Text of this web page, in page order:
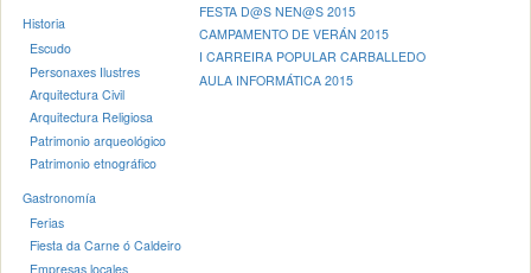
Historia
Escudo
Personaxes Ilustres
Arquitectura Civil
Arquitectura Religiosa
Patrimonio arqueológico
Patrimonio etnográfico
Gastronomía
Ferias
Fiesta da Carne ó Caldeiro
Empresas locales
FESTA D@S NEN@S 2015
CAMPAMENTO DE VERÁN 2015
I CARREIRA POPULAR CARBALLEDO
AULA INFORMÁTICA 2015